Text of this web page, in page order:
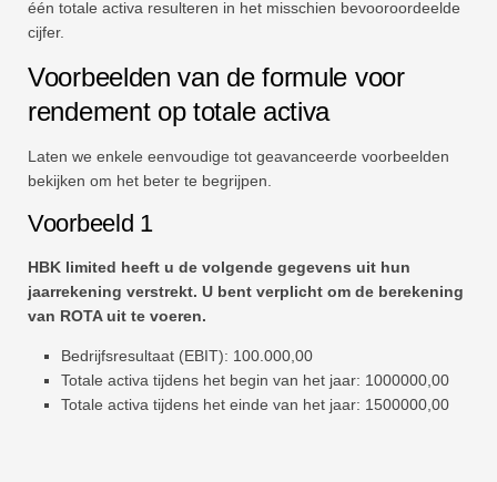
één totale activa resulteren in het misschien bevooroordeelde
cijfer.
Voorbeelden van de formule voor
rendement op totale activa
Laten we enkele eenvoudige tot geavanceerde voorbeelden
bekijken om het beter te begrijpen.
Voorbeeld 1
HBK limited heeft u de volgende gegevens uit hun
jaarrekening verstrekt. U bent verplicht om de berekening
van ROTA uit te voeren.
Bedrijfsresultaat (EBIT): 100.000,00
Totale activa tijdens het begin van het jaar: 1000000,00
Totale activa tijdens het einde van het jaar: 1500000,00